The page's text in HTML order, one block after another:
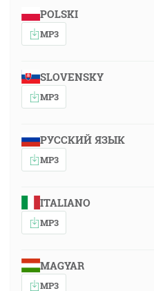
POLSKI
MP3
SLOVENSKY
MP3
РУССКИЙ ЯЗЫК
MP3
ITALIANO
MP3
MAGYAR
MP3